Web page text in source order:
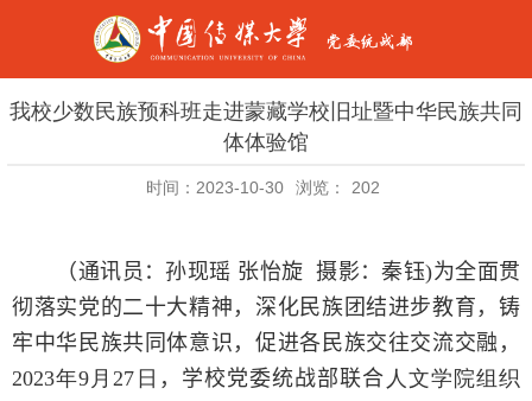
我校少数民族预科班走进蒙藏学校旧址暨中华民族共同
体体验馆
时间：2023-10-30 浏览： 202
（通讯员：孙现瑶 张怡旋 摄影：秦钰)为全面贯
彻落实党的二十大精神，深化民族团结进步教育，铸
牢中华民族共同体意识，促进各民族交往交流交融，
2023年9 月27 日 ，学校党委统战部联合 人文学院组织